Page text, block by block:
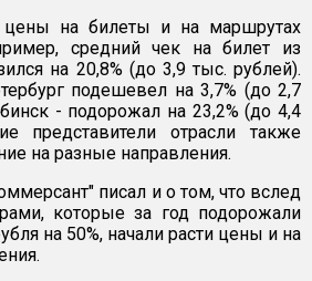
цены на билеты и на маршрутах
средний чек на билет из
на 20,8% (до 3,9 тыс. рублей).
подешевел на 3,7% (до 2,7
- подорожал на 23,2% (до 4,4
представители отрасли также
на разные направления.
писал и о том, что вслед
которые за год подорожали
на 50%, начали расти цены и на